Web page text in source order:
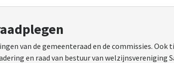
van de gemeenteraad en de commissies.
en raad van bestuur van welzijnsvereniging